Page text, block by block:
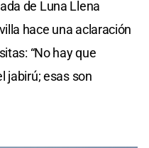
de Luna Llena
hace una aclaración
“No hay que
jabirú; esas son